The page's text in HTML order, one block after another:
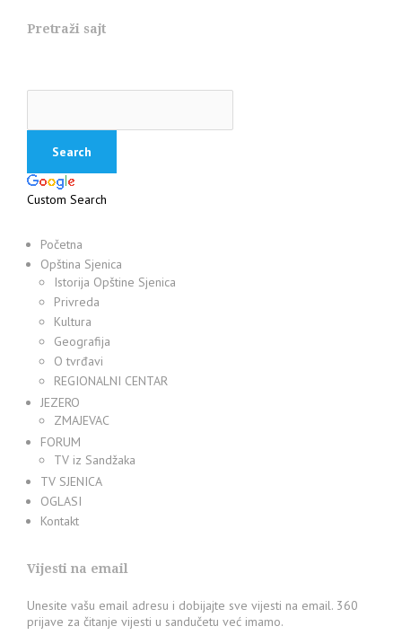
Pretraži sajt
Custom Search
Početna
Opština Sjenica
Istorija Opštine Sjenica
Privreda
Kultura
Geografija
O tvrđavi
REGIONALNI CENTAR
JEZERO
ZMAJEVAC
FORUM
TV iz Sandžaka
TV SJENICA
OGLASI
Kontakt
Vijesti na email
Unesite vašu email adresu i dobijajte sve vijesti na email. 360
prijave za čitanje vijesti u sandučetu već imamo.